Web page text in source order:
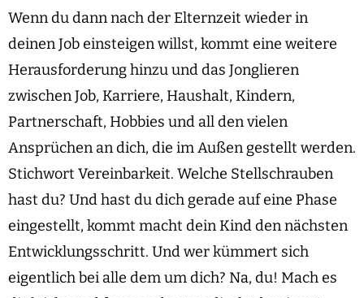
Wenn du dann nach der Elternzeit wieder in
deinen Job einsteigen willst, kommt eine weitere
Herausforderung hinzu und das Jonglieren
zwischen Job, Karriere, Haushalt, Kindern,
Partnerschaft, Hobbies und all den vielen
Ansprüchen an dich, die im Außen gestellt werden.
Stichwort Vereinbarkeit. Welche Stellschrauben
hast du? Und hast du dich gerade auf eine Phase
eingestellt, kommt macht dein Kind den nächsten
Entwicklungsschritt. Und wer kümmert sich
eigentlich bei alle dem um dich? Na, du! Mach es